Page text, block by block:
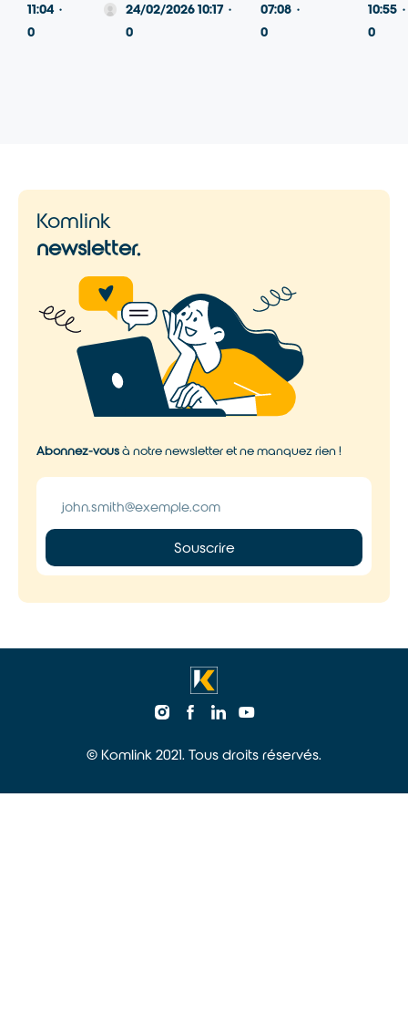
11:04 ·
0
24/02/2026 10:17 ·
0
07:08 ·
0
10:55 ·
0
Komlink
newsletter.
Abonnez-vousà notre newsletter et ne manquez rien !
Souscrire
© Komlink 2021. Tous droits réservés.